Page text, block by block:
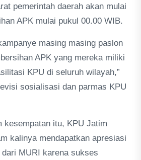
pemerintah daerah akan mulai
APK mulai pukul 00.00 WIB.
masing masing paslon
APK yang mereka miliki
KPU di seluruh wilayah,”
sosialisasi dan parmas KPU
kesempatan itu, KPU Jatim
kalinya mendapatkan apresiasi
dari MURI karena sukses